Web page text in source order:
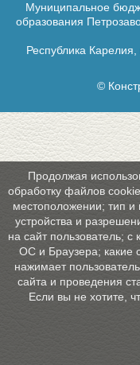
Муниципальное
образования
Республика
©
Продолжая
обработку файлов
местоположении; тип и
устройства и
на сайт пользователь; с
ОС и Браузера; какие
нажимает
сайта и проведения
Если вы не хотите,